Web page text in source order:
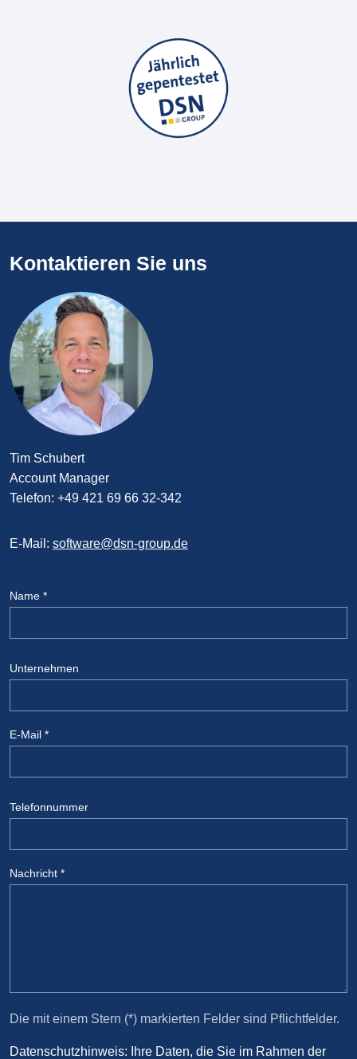
Kontaktieren Sie uns
Tim Schubert
Account Manager
Telefon: +49 421 69 66 32-342
E-Mail: software@dsn-group.de
Name *
Unternehmen
E-Mail *
Telefonnummer
Nachricht *
Die mit einem Stern (*) markierten Felder sind Pflichtfelder.
Datenschutzhinweis: Ihre Daten, die Sie im Rahmen der